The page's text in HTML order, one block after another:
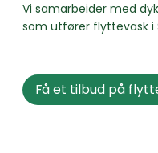
Vi samarbeider med
som utfører flyttevask i
Få et tilbud på